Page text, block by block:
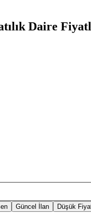
Daire
Güncel İlan Düşük